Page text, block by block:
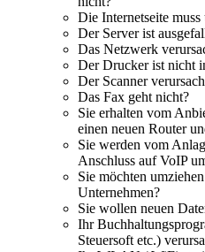
Die Internetseite
Der Server ist
Das Netzwerk
Der Drucker ist nicht
Der Scanner
Das Fax geht nicht?
Sie erhalten vom
einen neuen Router
Sie werden vom
Anschluss auf VoIP
Sie möchten
Unternehmen?
Sie wollen neuen
Ihr
Steuersoft etc.)